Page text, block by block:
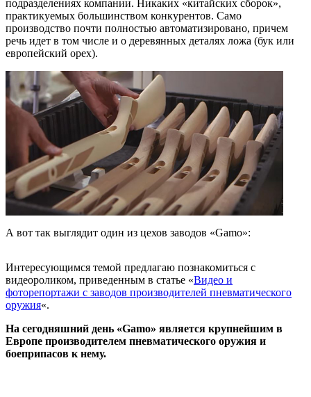
подразделениях компании. Никаких «китайских сборок»,
практикуемых большинством конкурентов. Само
производство почти полностью автоматизировано, причем
речь идет в том числе и о деревянных деталях ложа (бук или
европейский орех).
А вот так выглядит один из цехов заводов «Gamo»:
Интересующимся темой предлагаю познакомиться с
видеороликом, приведенным в статье «Видео и
фоторепортажи с заводов производителей пневматического
оружия«.
На сегодняшний день «Gamo» является крупнейшим в
Европе производителем пневматического оружия и
боеприпасов к нему.